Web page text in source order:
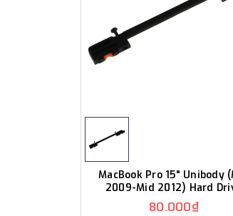
MacBook Pro 15" Unibody
2009-Mid 2012) Hard
Bracket K463
80.000₫